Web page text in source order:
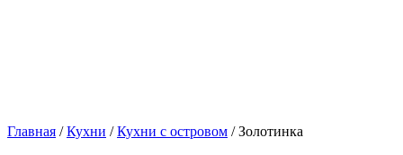
Главная /Кухни /Кухни с островом / Золотинка